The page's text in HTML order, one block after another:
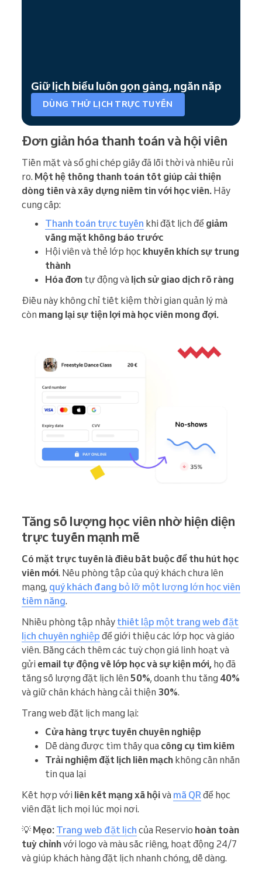
Giữ lịch biểu luôn gọn gàng, ngăn nắp
DÙNG THỬ LỊCH TRỰC TUYẾN
Đơn giản hóa thanh toán và hội viên
Tiền mặt và sổ ghi chép giấy đã lỗi thời và nhiều rủi
ro. Một hệ thống thanh toán tốt giúp cải thiện
dòng tiền và xây dựng niềm tin với học viên. Hãy
cung cấp:
Thanh toán trực tuyến khi đặt lịch để giảm
vắng mặt không báo trước
Hội viên và thẻ lớp học khuyến khích sự trung
thành
Hóa đơn tự động và lịch sử giao dịch rõ ràng
Điều này không chỉ tiết kiệm thời gian quản lý mà
còn mang lại sự tiện lợi mà học viên mong đợi.
Tăng số lượng học viên nhờ hiện diện
trực tuyến mạnh mẽ
Có mặt trực tuyến là điều bắt buộc để thu hút học
viên mới. Nếu phòng tập của quý khách chưa lên
mạng, quý khách đang bỏ lỡ một lượng lớn học viên
tiềm năng.
Nhiều phòng tập nhảy thiết lập một trang web đặt
lịch chuyên nghiệp để giới thiệu các lớp học và giáo
viên. Bằng cách thêm các tuỳ chọn giá linh hoạt và
gửi email tự động về lớp học và sự kiện mới, họ đã
tăng số lượng đặt lịch lên 50%, doanh thu tăng 40%
và giữ chân khách hàng cải thiện 30%.
Trang web đặt lịch mang lại:
Cửa hàng trực tuyến chuyên nghiệp
Dễ dàng được tìm thấy qua công cụ tìm kiếm
Trải nghiệm đặt lịch liền mạch không cần nhắn
tin qua lại
Kết hợp với liên kết mạng xã hộivà mã QRđể học
viên đặt lịch mọi lúc mọi nơi.
💡 Mẹo: Trang web đặt lịch của Reservio hoàn toàn
tuỳ chỉnhvới logo và màu sắc riêng, hoạt động 24/7
và giúp khách hàng đặt lịch nhanh chóng, dễ dàng.